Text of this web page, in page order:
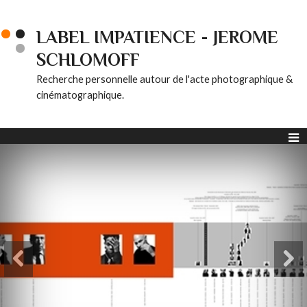
LABEL IMPATIENCE - JEROME
SCHLOMOFF
Recherche personnelle autour de l'acte photographique &
cinématographique.